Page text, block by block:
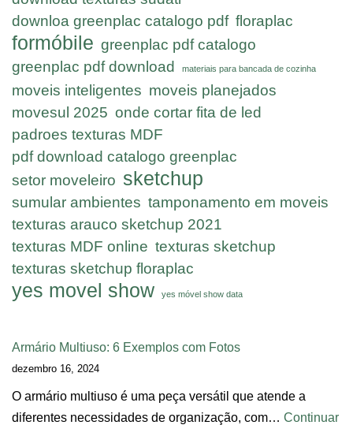
downloa greenplac catalogo pdf floraplac
formóbile greenplac pdf catalogo
greenplac pdf download
materiais para bancada de cozinha
moveis inteligentes moveis planejados
movesul 2025 onde cortar fita de led
padroes texturas MDF
pdf download catalogo greenplac
setor moveleiro sketchup
sumular ambientes tamponamento em moveis
texturas arauco sketchup 2021
texturas MDF online texturas sketchup
texturas sketchup floraplac
yes movel show yes móvel show data
Armário Multiuso: 6 Exemplos com Fotos
dezembro 16, 2024
O armário multiuso é uma peça versátil que atende a
diferentes necessidades de organização, com… Continuar